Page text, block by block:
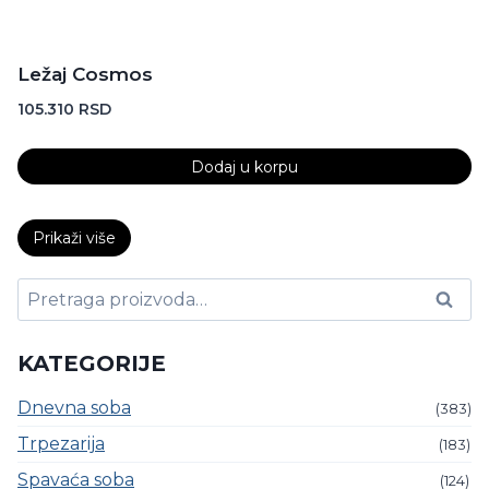
Ležaj Cosmos
105.310 RSD
Dodaj u korpu
Prikaži više
Pretraga
za:
Pretraži
KATEGORIJE
Dnevna soba (383)
Trpezarija (183)
Spavaća soba (124)